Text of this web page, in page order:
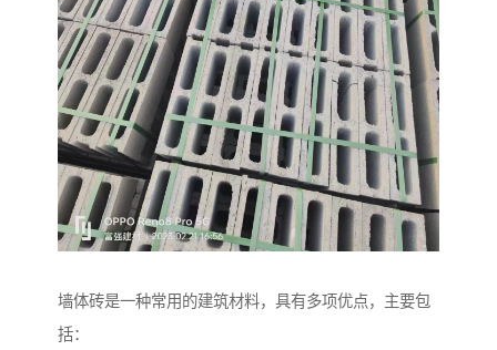
墙体砖是一种常用的建筑材料，具有多项优点，主要包
括：